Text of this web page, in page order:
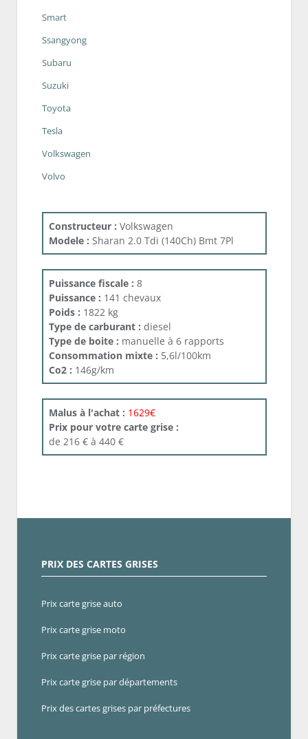
Smart
Ssangyong
Subaru
Suzuki
Toyota
Tesla
Volkswagen
Volvo
Constructeur : Volkswagen
Modele : Sharan 2.0 Tdi (140Ch) Bmt 7Pl
Puissance fiscale : 8
Puissance : 141 chevaux
Poids : 1822 kg
Type de carburant : diesel
Type de boite : manuelle à 6 rapports
Consommation mixte : 5,6l/100km
Co2 : 146g/km
Malus à l'achat : 1629€
Prix pour votre carte grise :
de 216 € à 440 €
PRIX DES CARTES GRISES
Prix carte grise auto
Prix carte grise moto
Prix carte grise par région
Prix carte grise par départements
Prix des cartes grises par préfectures